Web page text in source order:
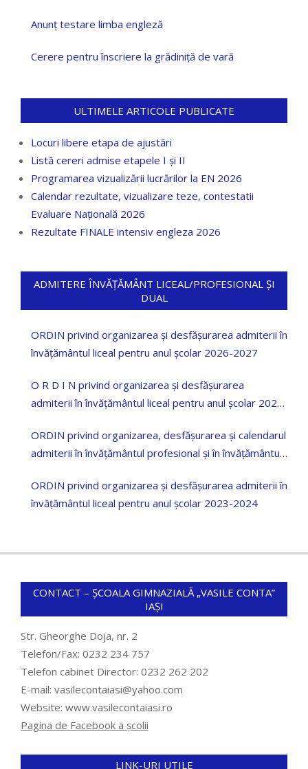
Anunț testare limba engleză
Cerere pentru înscriere la grădiniță de vară
ULTIMELE ARTICOLE PUBLICATE
Locuri libere etapa de ajustări
Listă cereri admise etapele I și II
Programarea vizualizării lucrărilor la EN 2026
Calendar rezultate, vizualizare teze, contestatii
Evaluare Națională 2026
Rezultate FINALE intensiv engleza 2026
ADMITERE ÎNVĂȚĂMÂNT LICEAL/PROFESIONAL ȘI
DUAL
ORDIN privind organizarea și desfășurarea admiterii în
învățământul liceal pentru anul școlar 2026-2027
O R D I N privind organizarea și desfășurarea
admiterii în învățământul liceal pentru anul școlar 2025
ORDIN privind organizarea, desfășurarea și calendarul
admiterii în învățământul profesional și în învățământul
ORDIN privind organizarea și desfășurarea admiterii în
învățământul liceal pentru anul școlar 2023-2024
CONTACT – ȘCOALA GIMNAZIALĂ „VASILE CONTA”
IAȘI
Str. Gheorghe Doja, nr. 2
Telefon/Fax: 0232 234 757
Telefon cabinet Director: 0232 262 202
E-mail: vasilecontaiasi@yahoo.com
Website: www.vasilecontaiasi.ro
Pagina de Facebook a școlii
LINK-URI UTILE